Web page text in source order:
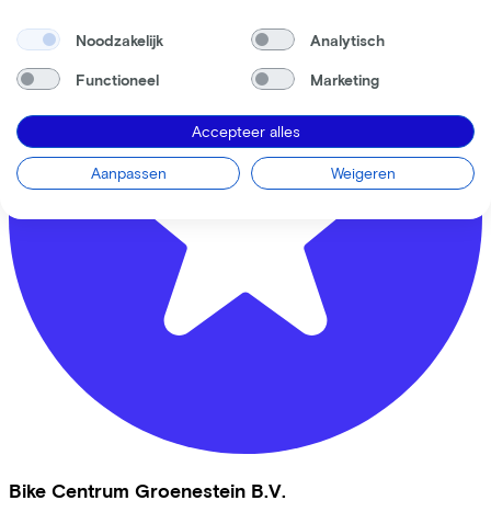
Bike Centrum Groenestein B.V.
Noodzakelijk Analytisch
Functioneel Marketing
Accepteer alles
Aanpassen Weigeren